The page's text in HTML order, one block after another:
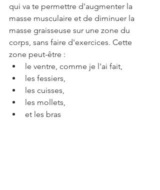
qui va te permettre d'augmenter la
masse musculaire et de diminuer la
masse graisseuse sur une zone du
corps, sans faire d'exercices. Cette
zone peut-être :
le ventre, comme je l'ai fait,
les fessiers,
les cuisses,
les mollets,
et les bras